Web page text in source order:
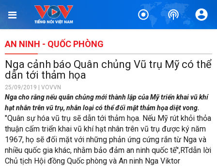
AN NINH - QUỐC PHÒNG
Nga cảnh báo Quân chủng Vũ trụ Mỹ có thể
dẫn tới thảm họa
25/09/2019 | VOVVN
Nga cho rằng nếu quân chủng mới thành lập của Mỹ triển khai vũ khí
hạt nhân trên vũ trụ, nhân loại có thể đối mặt thảm họa diệt vong.
"Quân sự hóa vũ trụ sẽ dẫn tới thảm họa. Nếu Mỹ rút khỏi thỏa
thuận cấm triển khai vũ khí hạt nhân trên vũ trụ được ký năm
1967, họ sẽ đối mặt với những phản ứng cứng rắn từ Nga và
nhiều quốc gia khác, nhằm bảo đảm an ninh quốc tế",RTdẫn lời
Chủ tịch Hội đồng Quốc phòng và An ninh Nga Viktor